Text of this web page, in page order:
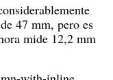
47 mm, pero es
mide 12,2 mm